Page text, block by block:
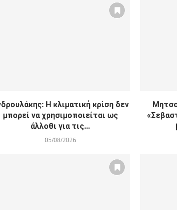
Η κλιματική κρίση δεν
μπορεί να χρησιμοποιείται ως
άλλοθι για τις...
05/08/2026